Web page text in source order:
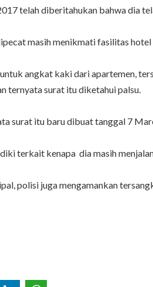
telah diberitahukan bahwa dia
masih menikmati fasilitas
angkat kaki dari apartemen,
ternyata surat itu diketahui palsu.
surat itu baru dibuat tanggal 7
terkait kenapa dia masih
polisi juga mengamankan